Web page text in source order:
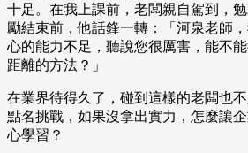
十足。在我上課前，老闆親自駕到，
勵結束前，他話鋒一轉：「河泉老師
心的能力不足，聽說您很厲害，能不
距離的方法？」
在業界待得久了，碰到這樣的老闆也
點名挑戰，如果沒拿出實力，怎麼讓
心學習？